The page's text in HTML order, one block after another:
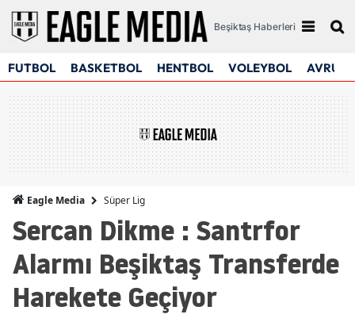
Beşiktaş Haberleri
FUTBOL BASKETBOL HENTBOL VOLEYBOL
Eagle Media Süper Lig
Sercan Dikme : Santrfor
Alarmı Beşiktaş Transferde
Harekete Geçiyor